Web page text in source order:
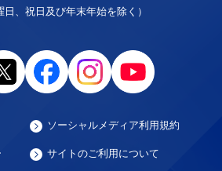
日、祝日及び年末年始を除く）
ソーシャルメディア利用規約
サイトのご利用について